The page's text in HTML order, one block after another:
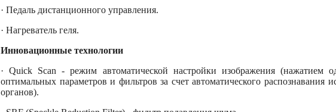
· Педаль дистанционного управления.
· Нагреватель геля.
Инновационные технологии
· Quick Scan - режим автоматической настройки изображения
оптимальных параметров и фильтров за счет автоматического распознавания
органов).